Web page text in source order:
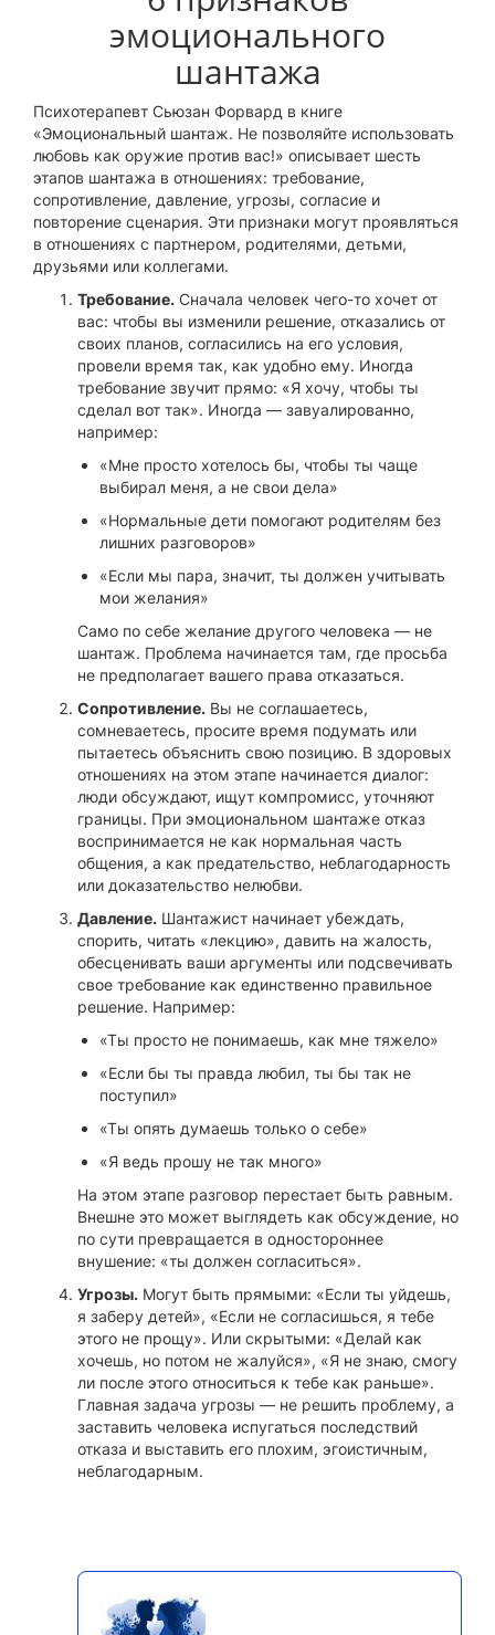
эмоционального
шантажа
Психотерапевт Сьюзан Форвард в книге
«Эмоциональный шантаж. Не позволяйте использовать
любовь как оружие против вас!» описывает шесть
этапов шантажа в отношениях: требование,
сопротивление, давление, угрозы, согласие и
повторение сценария. Эти признаки могут проявляться
в отношениях с партнером, родителями, детьми,
друзьями или коллегами.
Требование. Сначала человек чего-то хочет от
вас: чтобы вы изменили решение, отказались от
своих планов, согласились на его условия,
провели время так, как удобно ему. Иногда
требование звучит прямо: «Я хочу, чтобы ты
сделал вот так». Иногда — завуалированно,
например:
«Мне просто хотелось бы, чтобы ты чаще
выбирал меня, а не свои дела»
«Нормальные дети помогают родителям без
лишних разговоров»
«Если мы пара, значит, ты должен учитывать
мои желания»
Само по себе желание другого человека — не
шантаж. Проблема начинается там, где просьба
не предполагает вашего права отказаться.
Сопротивление. Вы не соглашаетесь,
сомневаетесь, просите время подумать или
пытаетесь объяснить свою позицию. В здоровых
отношениях на этом этапе начинается диалог:
люди обсуждают, ищут компромисс, уточняют
границы. При эмоциональном шантаже отказ
воспринимается не как нормальная часть
общения, а как предательство, неблагодарность
или доказательство нелюбви.
Давление. Шантажист начинает убеждать,
спорить, читать «лекцию», давить на жалость,
обесценивать ваши аргументы или подсвечивать
свое требование как единственно правильное
решение. Например:
«Ты просто не понимаешь, как мне тяжело»
«Если бы ты правда любил, ты бы так не
поступил»
«Ты опять думаешь только о себе»
«Я ведь прошу не так много»
На этом этапе разговор перестает быть равным.
Внешне это может выглядеть как обсуждение, но
по сути превращается в одностороннее
внушение: «ты должен согласиться».
Угрозы. Могут быть прямыми: «Если ты уйдешь,
я заберу детей», «Если не согласишься, я тебе
этого не прощу». Или скрытыми: «Делай как
хочешь, но потом не жалуйся», «Я не знаю, смогу
ли после этого относиться к тебе как раньше».
Главная задача угрозы — не решить проблему, а
заставить человека испугаться последствий
отказа и выставить его плохим, эгоистичным,
неблагодарным.